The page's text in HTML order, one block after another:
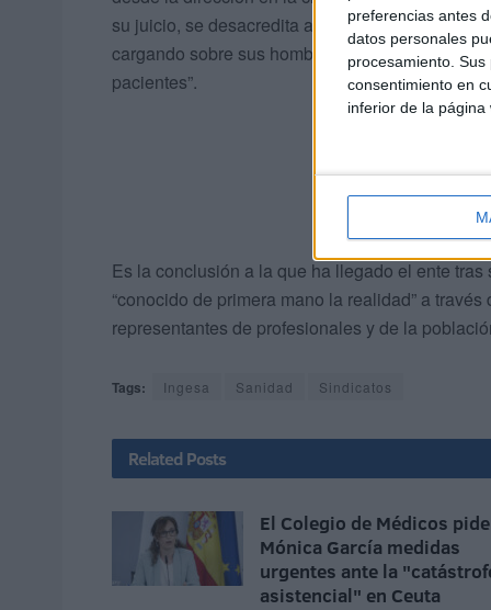
preferencias antes
datos personales
procesamiento.
consentimiento en
inferior de la página
su juicio, se desacredita a los
sanitarios“que
cargando sobre sus hombros el mayor peso de
pacientes”.
Es la conclusión a la que ha llegado el ente
“conocido de primera mano la realidad” a
representantes de profesionales y de la
Tags: Ingesa Sanidad Sindicatos
Related Posts
El Colegio de Médicos
Mónica García medidas
urgentes ante la
asistencial" en Ceuta